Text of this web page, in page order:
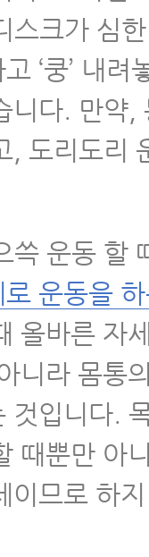
스크가 심
‘쿵’ 내려
니다. 만약,
, 도리도리
쓱 운동 할
운동을
올바른 자
니라 몸통
것입니다.
때뿐만 아
이므로 하